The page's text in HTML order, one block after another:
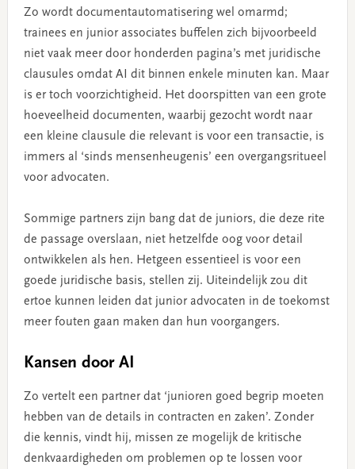
Zo wordt documentautomatisering wel omarmd;
trainees en junior associates buffelen zich bijvoorbeeld
niet vaak meer door honderden pagina’s met juridische
clausules omdat AI dit binnen enkele minuten kan. Maar
is er toch voorzichtigheid. Het doorspitten van een grote
hoeveelheid documenten, waarbij gezocht wordt naar
een kleine clausule die relevant is voor een transactie, is
immers al ‘sinds mensenheugenis’ een overgangsritueel
voor advocaten.
Sommige partners zijn bang dat de juniors, die deze rite
de passage overslaan, niet hetzelfde oog voor detail
ontwikkelen als hen. Hetgeen essentieel is voor een
goede juridische basis, stellen zij. Uiteindelijk zou dit
ertoe kunnen leiden dat junior advocaten in de toekomst
meer fouten gaan maken dan hun voorgangers.
Kansen door AI
Zo vertelt een partner dat ‘junioren goed begrip moeten
hebben van de details in contracten en zaken’. Zonder
die kennis, vindt hij, missen ze mogelijk de kritische
denkvaardigheden om problemen op te lossen voor